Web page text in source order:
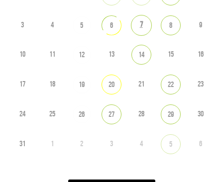
3 4 5 6 7 8 9
10 11 12 13 14 15 16
17 18 19 20 21 22 23
24 25 26 27 28 29 30
31 1 2 3 4 5 6